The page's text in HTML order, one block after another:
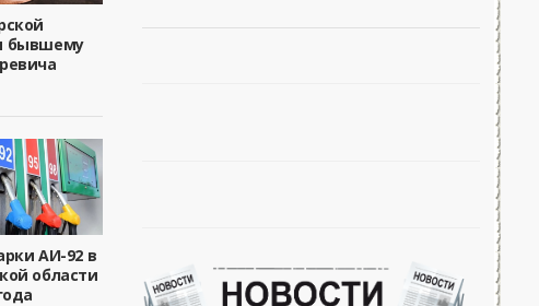
бывшему
АИ-92 в
области